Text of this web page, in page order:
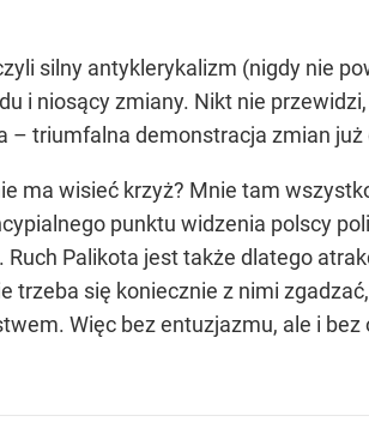
silny antyklerykalizm (nigdy nie
i niosący zmiany. Nikt nie
– triumfalna demonstracja zmian już
ma wisieć krzyż? Mnie tam
punktu widzenia polscy
Palikota jest także dlatego
trzeba się koniecznie z nimi
Więc bez entuzjazmu, ale i